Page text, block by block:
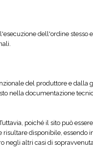
dell'ordine
del produttore e
nella documentazione
poiché il sito può
disponibile, essendo
negli altri casi di